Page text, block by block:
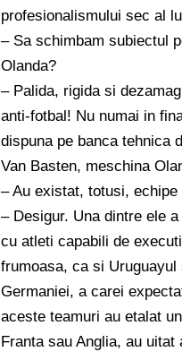
profesionalismului sec al
– Sa schimbam subiectul
Olanda?
– Palida, rigida si
anti-fotbal! Nu numai in
dispuna pe banca tehnica
Van Basten, meschina
– Au existat, totusi,
– Desigur. Una dintre ele
cu atleti capabili de
frumoasa, ca si
Germaniei, a carei
aceste teamuri au etalat
Franta sau Anglia, au